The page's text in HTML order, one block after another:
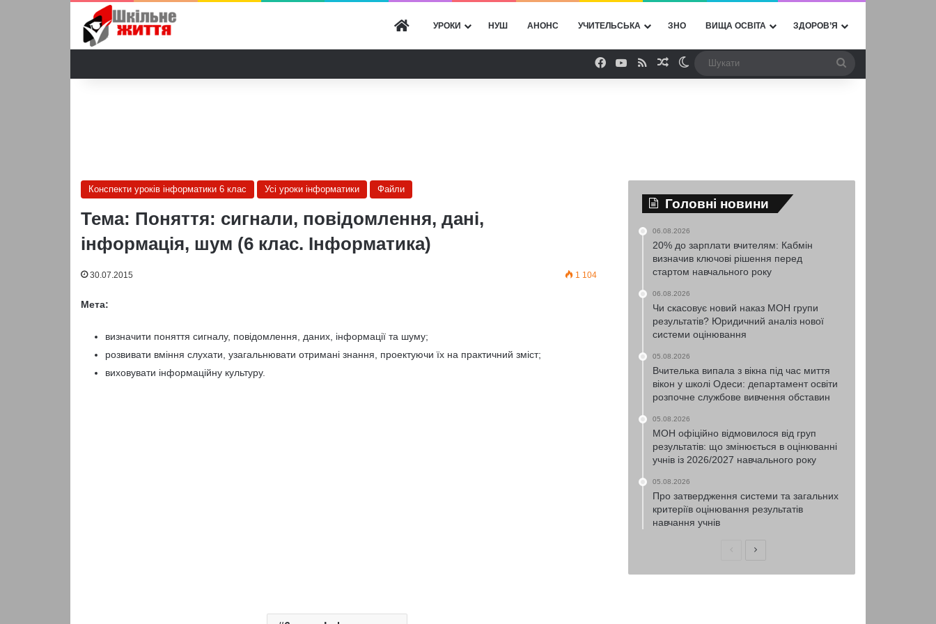
ГОЛОВНА
УРОКИ НУШ АНОНС УЧИТЕЛЬСЬКА ЗНО ВИЩА ОСВІТА ЗДОРОВ’Я
Facebook
YouTube
RSSВипадкова стаття
Switch skin
Конспекти уроків інформатики 6 клас Усі уроки інформатики Файли
Тема: Поняття: сигнали, повідомлення, дані,
інформація, шум (6 клас. Інформатика)
30.07.2015 1 104
Мета:
визначити поняття сигналу, повідомлення, даних, інформації та шуму;
розвивати вміння слухати, узагальнювати отримані знання, проектуючи їх на практичний зміст;
виховувати інформаційну культуру.
Головні новини
06.08.2026
20% до зарплати вчителям: Кабмін
визначив ключові рішення перед
стартом навчального року
06.08.2026
Чи скасовує новий наказ МОН групи
результатів? Юридичний аналіз нової
системи оцінювання
05.08.2026
Вчителька випала з вікна під час миття
вікон у школі Одеси: департамент освіти
розпочне службове вивчення обставин
05.08.2026
МОН офіційно відмовилося від груп
результатів: що змінюється в оцінюванні
учнів із 2026/2027 навчального року
05.08.2026
Про затвердження системи та загальних
критеріїв оцінювання результатів
навчання учнів
ПопередняНаступна